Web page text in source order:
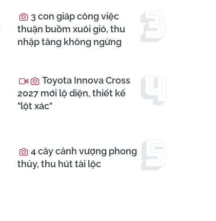
3 con giáp công việc
thuận buồm xuôi gió, thu
nhập tăng không ngừng
Toyota Innova Cross
2027 mới lộ diện, thiết kế
"lột xác"
4 cây cảnh vượng phong
thủy, thu hút tài lộc